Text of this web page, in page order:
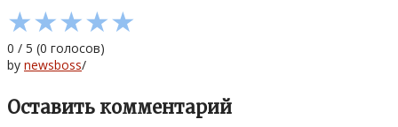
★★★★★
0 / 5 (0 голосов)
by newsboss/
Оставить комментарий